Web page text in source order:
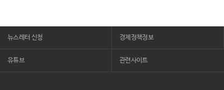
뉴스레터 신청 경제정책정보
유튜브 관련사이트